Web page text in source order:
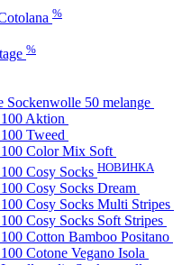
%
%
Sockenwolle 50 melange
Aktion
Tweed
Color Mix Soft
Cosy Socks НОВИНКА
Cosy Socks Dream
Cosy Socks Multi Stripes
Cosy Socks Soft Stripes
Cotton Bamboo Positano
Cotone Vegano Isola